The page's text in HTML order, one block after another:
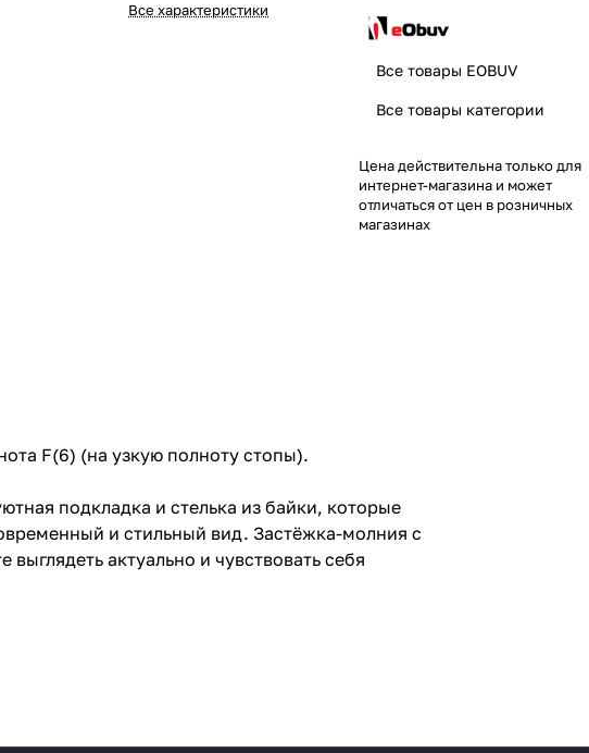
Все характеристики
Все товары EOBUV
Все товары категории
Цена действительна только для
интернет-магазина и может
отличаться от цен в розничных
магазинах
F(6) (на узкую полноту стопы).
подкладка и стелька из байки, которые
и стильный вид. Застёжка-молния с
актуально и чувствовать себя